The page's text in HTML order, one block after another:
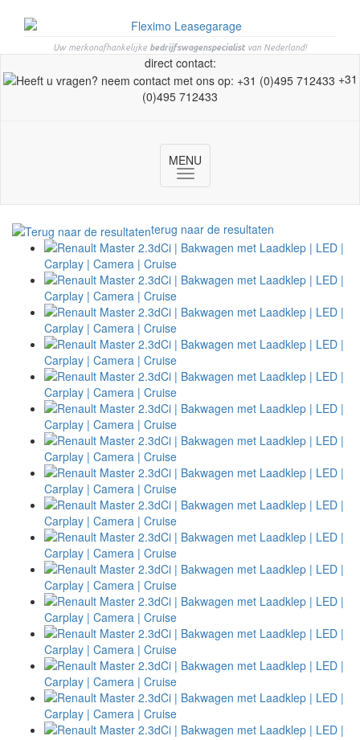
Uw merkonafhankelijke bedrijfswagenspecialistvan Nederland!
direct contact:
+31
(0)495 712433
MENU
Toggle
navigation
terug naar de resultaten